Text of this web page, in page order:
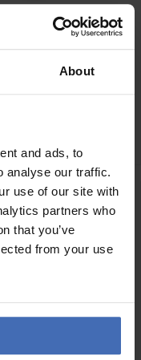
About
and ads, to
analyse our traffic.
use of our site with
partners who
that you’ve
from your use